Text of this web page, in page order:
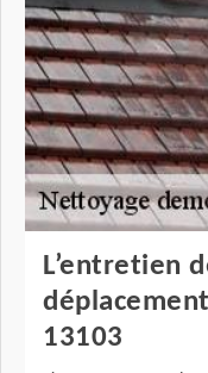
L’entretien
13103